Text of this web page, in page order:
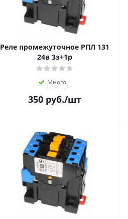
Реле промежуточное РПЛ 131
24в 3з+1р
Много
350 руб./шт